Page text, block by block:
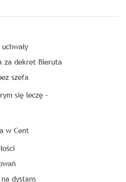
za dekret Bieruta
szefa
się leczę –
w Cent
na dystans